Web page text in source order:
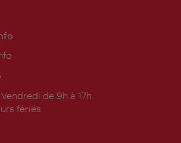
de 9h à 17h
fériés